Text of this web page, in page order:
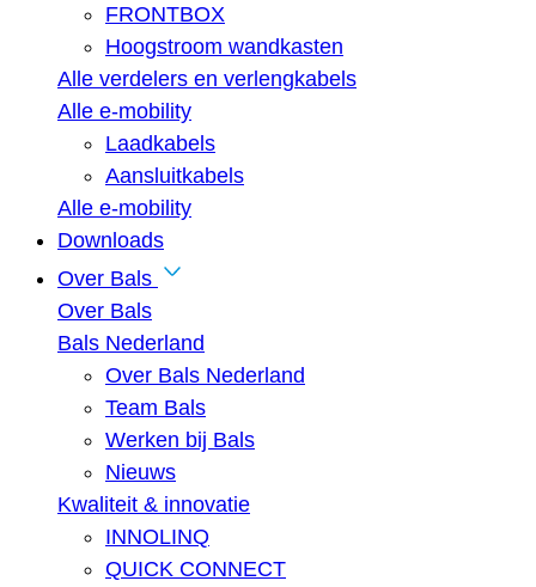
FRONTBOX
Hoogstroom wandkasten
Alle verdelers en verlengkabels
Alle e-mobility
Laadkabels
Aansluitkabels
Alle e-mobility
Downloads
Over Bals
Over Bals
Bals Nederland
Over Bals Nederland
Team Bals
Werken bij Bals
Nieuws
Kwaliteit & innovatie
INNOLINQ
QUICK CONNECT